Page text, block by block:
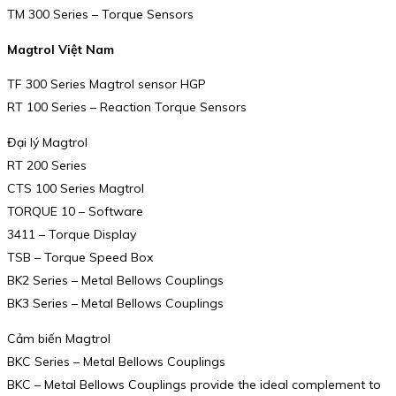
TM 300 Series – Torque Sensors
Magtrol Việt Nam
TF 300 Series Magtrol sensor HGP
RT 100 Series – Reaction Torque Sensors
Đại lý Magtrol
RT 200 Series
CTS 100 Series Magtrol
TORQUE 10 – Software
3411 – Torque Display
TSB – Torque Speed Box
BK2 Series – Metal Bellows Couplings
BK3 Series – Metal Bellows Couplings
Cảm biến Magtrol
BKC Series – Metal Bellows Couplings
BKC – Metal Bellows Couplings provide the ideal complement to